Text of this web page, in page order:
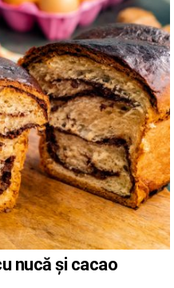
nucă și cacao